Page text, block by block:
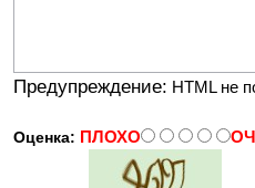
Предупреждение: HTML не
Оценка: ПЛОХО